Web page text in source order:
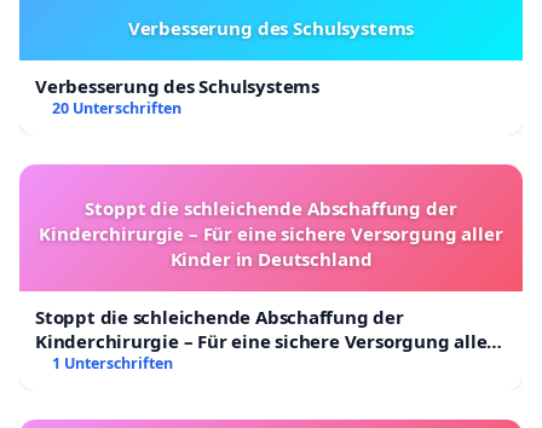
Verbesserung des Schulsystems
Verbesserung des Schulsystems
20 Unterschriften
Stoppt die schleichende Abschaffung der
Kinderchirurgie – Für eine sichere Versorgung aller
Kinder in Deutschland
Stoppt die schleichende Abschaffung der
Kinderchirurgie – Für eine sichere Versorgung aller
Kinder in Deutschland
1 Unterschriften